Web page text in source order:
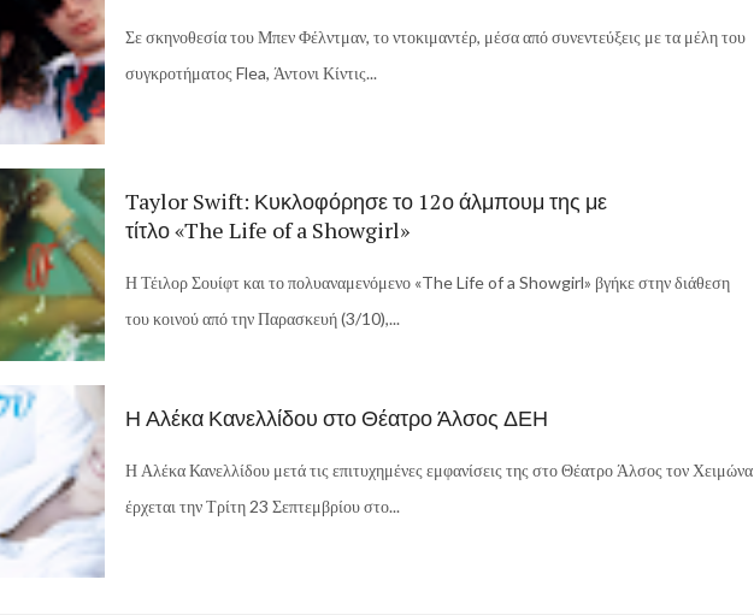
Σε σκηνοθεσία του Μπεν Φέλντμαν, το ντοκιμαντέρ, μέσα από συνεντεύξεις με τα μέλη του
συγκροτήματος Flea, Άντονι Κίντις...
Taylor Swift: Κυκλοφόρησε το 12ο άλμπουμ της με
τίτλο «The Life of a Showgirl»
Η Τέιλορ Σουίφτ και το πολυαναμενόμενο «The Life of a Showgirl» βγήκε στην διάθεση
του κοινού από την Παρασκευή (3/10),...
Η Αλέκα Κανελλίδου στο Θέατρο Άλσος ΔΕΗ
Η Αλέκα Κανελλίδου μετά τις επιτυχημένες εμφανίσεις της στο Θέατρο Άλσος τον Χειμώνα
έρχεται την Τρίτη 23 Σεπτεμβρίου στο...